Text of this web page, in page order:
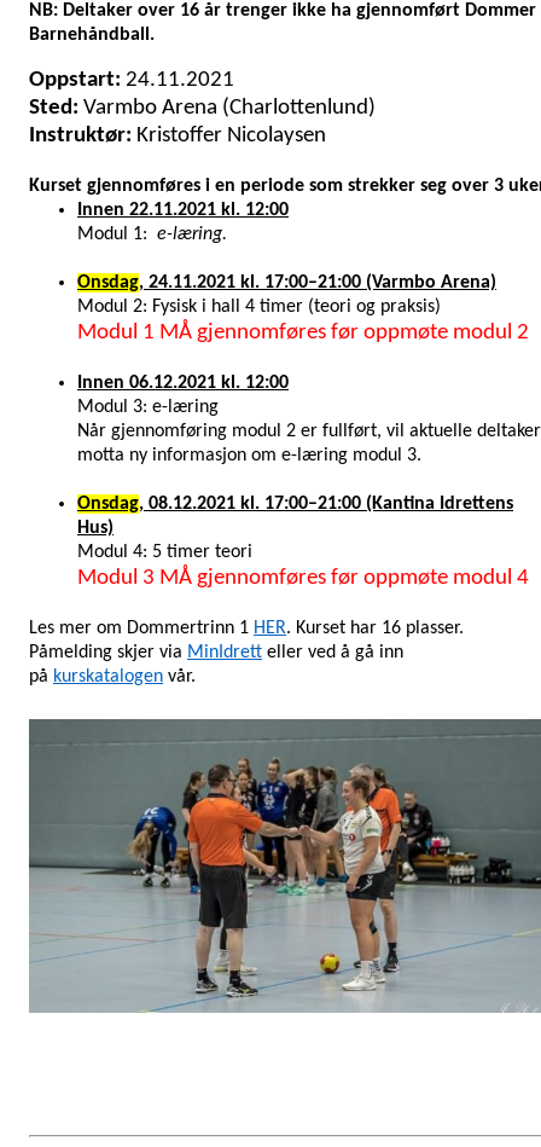
NB: Deltaker over 16 år trenger ikke ha gjennomført Dommer
Barnehåndball.
Oppstart: 24.11.2021
Sted: Varmbo Arena (Charlottenlund)
Instruktør: Kristoffer Nicolaysen
Kurset gjennomføres i en periode som strekker seg over 3
Innen 22.11.2021 kl. 12:00
Modul 1: e-læring.
Onsdag, 24.11.2021 kl. 17:00–21:00 (Varmbo Arena)
Modul 2: Fysisk i hall 4 timer (teori og praksis)
Modul 1 MÅ gjennomføres før oppmøte modul 2
Innen 06.12.2021 kl. 12:00
Modul 3: e-læring
Når gjennomføring modul 2 er fullført, vil aktuelle
motta ny informasjon om e-læring modul 3.
Onsdag, 08.12.2021 kl. 17:00–21:00 (Kantina Idrettens
Hus)
Modul 4: 5 timer teori
Modul 3 MÅ gjennomføres før oppmøte modul 4
Les mer om Dommertrinn 1 HER. Kurset har 16 plasser.
Påmelding skjer via MinIdrett eller ved å gå inn
på kurskatalogen vår.